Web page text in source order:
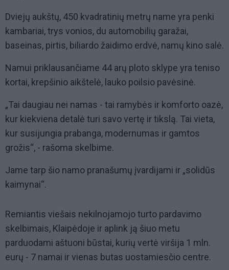
Dviejų aukštų, 450 kvadratinių metrų name yra penki
kambariai, trys vonios, du automobilių garažai,
baseinas, pirtis, biliardo žaidimo erdvė, namų kino salė.
Namui priklausančiame 44 arų ploto sklype yra teniso
kortai, krepšinio aikštelė, lauko poilsio pavėsinė.
„Tai daugiau nei namas - tai ramybės ir komforto oazė,
kur kiekviena detalė turi savo vertę ir tikslą. Tai vieta,
kur susijungia prabanga, modernumas ir gamtos
grožis“, - rašoma skelbime.
Jame tarp šio namo pranašumų įvardijami ir „solidūs
kaimynai“.
Remiantis viešais nekilnojamojo turto pardavimo
skelbimais, Klaipėdoje ir aplink ją šiuo metu
parduodami aštuoni būstai, kurių vertė viršija 1 mln.
eurų - 7 namai ir vienas butas uostamiesčio centre.